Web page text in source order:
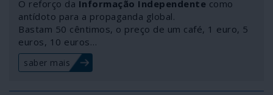
O reforço da Informação Independente como
antídoto para a propaganda global.
Bastam 50 cêntimos, o preço de um café, 1 euro, 5
euros, 10 euros…
saber mais